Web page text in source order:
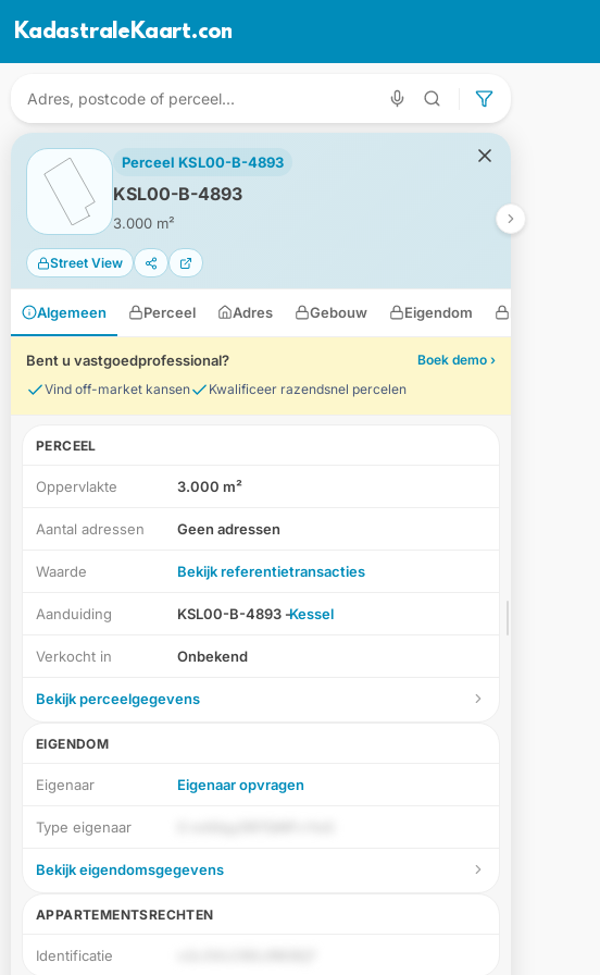
KadastraleKaart.com
Perceel KSL00-B-4893
KSL00-B-4893
3.000 m²
Street View
Algemeen Perceel Adres Gebouw Eigendom
Bent u vastgoedprofessional?
Boek demo ›
Vind off-market kansen
Kwalificeer razendsnel percelen
PERCEEL
Oppervlakte 3.000 m²
Aantal adressen Geen adressen
Waarde Bekijk referentietransacties
Aanduiding KSL00-B-4893 -Kessel
Verkocht in Onbekend
Bekijk perceelgegevens
EIGENDOM
Eigenaar Eigenaar opvragen
Type eigenaar
Bekijk eigendomsgegevens
APPARTEMENTSRECHTEN
Identificatie